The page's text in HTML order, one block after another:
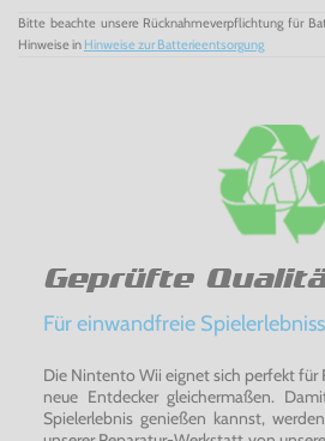
Bitte beachte unsere Rücknahmeverpflichtung für
Hinweise in Hinweise zur Batterieentsorgung
Geprüfte
Für einwandfreie
Die Nintento Wii eignet sich perfekt für
neue Entdecker gleichermaßen.
Spielerlebnis genießen kannst,